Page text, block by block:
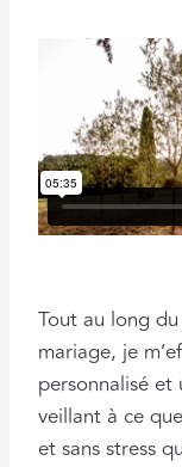
Tout au long
mariage, je
personnalisé
veillant à ce
et sans stress